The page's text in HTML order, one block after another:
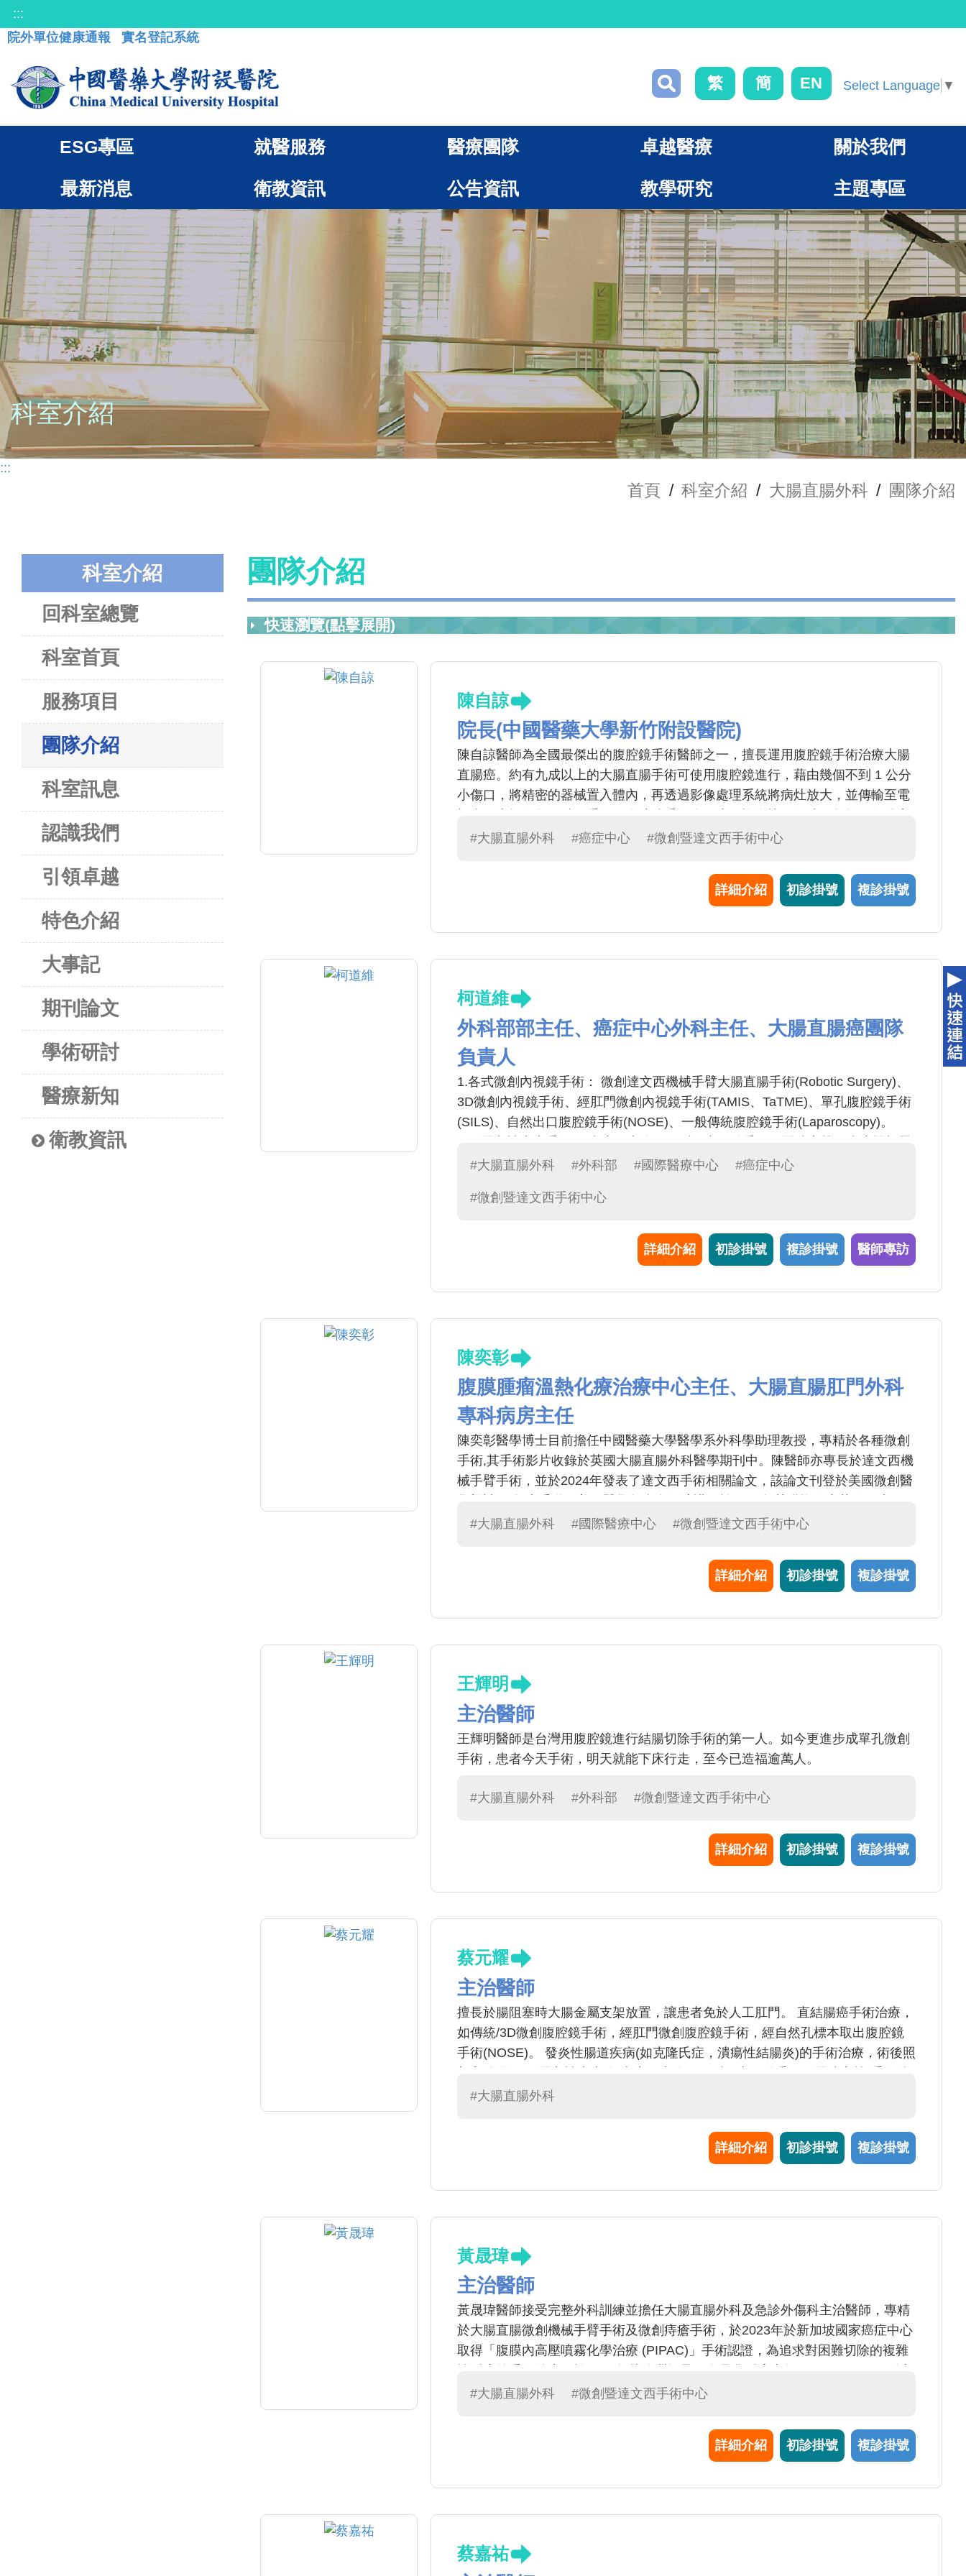
:::
院外單位健康通報
實名登記系統
繁 簡 EN Select Language ▼
ESG專區 就醫服務 醫療團隊 卓越醫療 關於我們
最新消息 衛教資訊 公告資訊 教學研究 主題專區
科室介紹
:::
首頁 / 科室介紹 / 大腸直腸外科 / 團隊介紹
科室介紹
回科室總覽
科室首頁
服務項目
團隊介紹
科室訊息
認識我們
引領卓越
特色介紹
大事記
期刊論文
學術研討
醫療新知
衛教資訊
團隊介紹
快速瀏覽(點擊展開)
陳自諒
院長(中國醫藥大學新竹附設醫院)
陳自諒醫師為全國最傑出的腹腔鏡手術醫師之一，擅長運用腹腔鏡手術治療大腸
直腸癌。約有九成以上的大腸直腸手術可使用腹腔鏡進行，藉由幾個不到 1 公分
小傷口，將精密的器械置入體內，再透過影像處理系統將病灶放大，並傳輸至電
易照顧，對各年齡層的病患都是不錯的選擇。
#大腸直腸外科 #癌症中心 #微創暨達文西手術中心
詳細介紹 初診掛號 複診掛號
柯道維
外科部部主任、癌症中心外科主任、大腸直腸癌團隊
負責人
1.各式微創內視鏡手術： 微創達文西機械手臂大腸直腸手術(Robotic Surgery)、
3D微創內視鏡手術、經肛門微創內視鏡手術(TAMIS、TaTME)、單孔腹腔鏡手術
(SILS)、自然出口腹腔鏡手術(NOSE)、一般傳統腹腔鏡手術(Laparoscopy)。
加射刀(LigaSure)手術、痔瘡環狀切除(PPH)手術。
#大腸直腸外科 #外科部 #國際醫療中心 #癌症中心
#微創暨達文西手術中心
詳細介紹 初診掛號 複診掛號 醫師專訪
陳奕彰
腹膜腫瘤溫熱化療治療中心主任、大腸直腸肛門外科
專科病房主任
陳奕彰醫學博士目前擔任中國醫藥大學醫學系外科學助理教授，專精於各種微創
手術,其手術影片收錄於英國大腸直腸外科醫學期刊中。陳醫師亦專長於達文西機
械手臂手術，並於2024年發表了達文西手術相關論文，該論文刊登於美國微創醫
直腸外科醫學會達文西手術指導教師。平日裡，他以愛心與同理心對待病人及其
#大腸直腸外科 #國際醫療中心 #微創暨達文西手術中心
詳細介紹 初診掛號 複診掛號
王輝明
主治醫師
王輝明醫師是台灣用腹腔鏡進行結腸切除手術的第一人。如今更進步成單孔微創
手術，患者今天手術，明天就能下床行走，至今已造福逾萬人。
#大腸直腸外科 #外科部 #微創暨達文西手術中心
詳細介紹 初診掛號 複診掛號
蔡元耀
主治醫師
擅長於腸阻塞時大腸金屬支架放置，讓患者免於人工肛門。 直結腸癌手術治療，
如傳統/3D微創腹腔鏡手術，經肛門微創腹腔鏡手術，經自然孔標本取出腹腔鏡
手術(NOSE)。 發炎性腸道疾病(如克隆氏症，潰瘍性結腸炎)的手術治療，術後照
療。 大腸癌篩檢，大腸鏡檢查(累積超過三千例的腸鏡檢查)，大腸瘜肉切除。
#大腸直腸外科
詳細介紹 初診掛號 複診掛號
黃晟瑋
主治醫師
黃晟瑋醫師接受完整外科訓練並擔任大腸直腸外科及急診外傷科主治醫師，專精
於大腸直腸微創機械手臂手術及微創痔瘡手術，於2023年於新加坡國家癌症中心
取得「腹膜內高壓噴霧化學治療 (PIPAC)」手術認證，為追求對困難切除的複雜
及後腹腔腫瘤專家Peter Lee，以期帶給病患更完善的手術治療與技術。面對急重
定最適合病患之治療計畫，曾獲選醫院親善楷模醫師代表
#大腸直腸外科 #微創暨達文西手術中心
詳細介紹 初診掛號 複診掛號
蔡嘉祐